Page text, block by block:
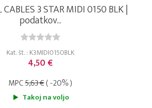
3 STAR MIDI 0150 BLK |
podatkov...
Kat. št. : K3MIDI0150BLK
4,50 €
MPC5,63 €( -20% )
Takoj na voljo